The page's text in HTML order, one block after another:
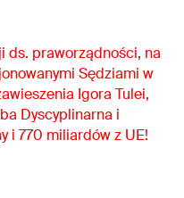
ds. praworządności, na
Sędziami w
Igora Tulei,
Dyscyplinarna i
i 770 miliardów z UE!